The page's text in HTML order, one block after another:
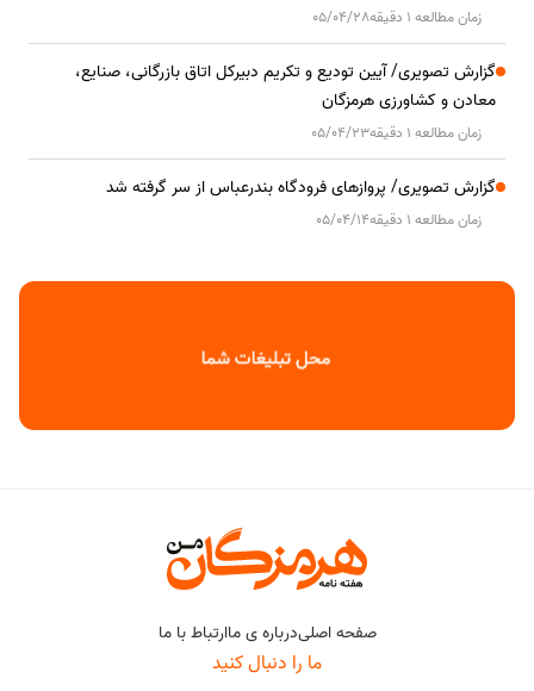
زمان مطالعه 1 دقیقه 05/04/28
گزارش تصویری/ آیین تودیع و تکریم دبیرکل اتاق بازرگانی، صنایع،
معادن و کشاورزی هرمزگان
زمان مطالعه 1 دقیقه 05/04/23
گزارش تصویری/ پروازهای فرودگاه بندرعباس از سر گرفته شد
زمان مطالعه 1 دقیقه 05/04/14
صفحه اصلیدرباره ی ماارتباط با ما
ما را دنبال کنید